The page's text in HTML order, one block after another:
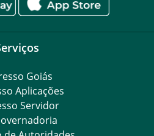
Goiás
Aplicações
Servidor